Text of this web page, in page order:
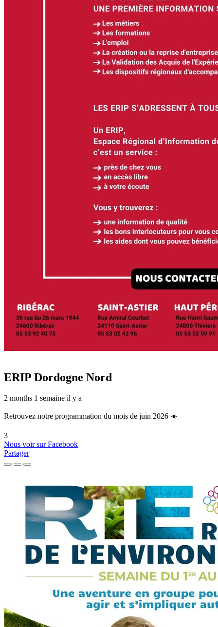
ERIP Dordogne Nord
2 months 1 semaine il y a
Retrouvez notre programmation du mois de juin 2026 ☀️
3
Nous voir sur Facebook
Partager